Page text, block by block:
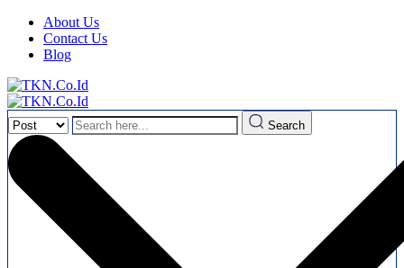
About Us
Contact Us
Blog
Search